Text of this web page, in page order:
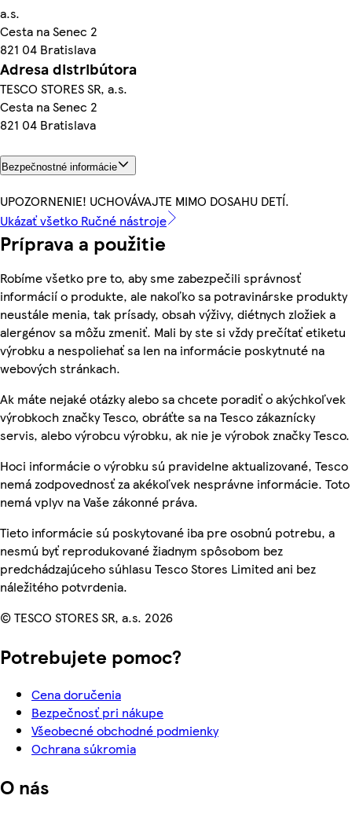
a.s.
Cesta na Senec 2
821 04 Bratislava
Adresa distribútora
TESCO STORES SR, a.s.
Cesta na Senec 2
821 04 Bratislava
Bezpečnostné informácie
UPOZORNENIE! UCHOVÁVAJTE MIMO DOSAHU DETÍ.
Ukázať všetko Ručné nástroje
Príprava a použitie
Robíme všetko pre to, aby sme zabezpečili správnosť
informácií o produkte, ale nakoľko sa potravinárske produkty
neustále menia, tak prísady, obsah výživy, diétnych zložiek a
alergénov sa môžu zmeniť. Mali by ste si vždy prečítať etiketu
výrobku a nespoliehať sa len na informácie poskytnuté na
webových stránkach.
Ak máte nejaké otázky alebo sa chcete poradiť o akýchkoľvek
výrobkoch značky Tesco, obráťte sa na Tesco zákaznícky
servis, alebo výrobcu výrobku, ak nie je výrobok značky Tesco.
Hoci informácie o výrobku sú pravidelne aktualizované, Tesco
nemá zodpovednosť za akékoľvek nesprávne informácie. Toto
nemá vplyv na Vaše zákonné práva.
Tieto informácie sú poskytované iba pre osobnú potrebu, a
nesmú byť reprodukované žiadnym spôsobom bez
predchádzajúceho súhlasu Tesco Stores Limited ani bez
náležitého potvrdenia.
© TESCO STORES SR, a.s. 2026
Potrebujete pomoc?
Cena doručenia
Bezpečnosť pri nákupe
Všeobecné obchodné podmienky
Ochrana súkromia
O nás